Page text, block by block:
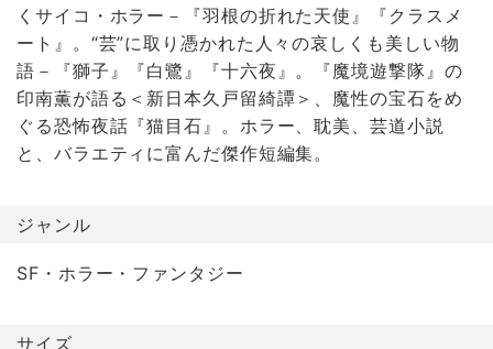
くサイコ・ホラー－『羽根の折れた天使』『クラスメ
ート』。“芸”に取り憑かれた人々の哀しくも美しい物
語－『獅子』『白鷺』『十六夜』。『魔境遊撃隊』の
印南薫が語る＜新日本久戸留綺譚＞、魔性の宝石をめ
ぐる恐怖夜話『猫目石』。ホラー、耽美、芸道小説
と、バラエティに富んだ傑作短編集。
ジャンル
SF・ホラー・ファンタジー
サイズ